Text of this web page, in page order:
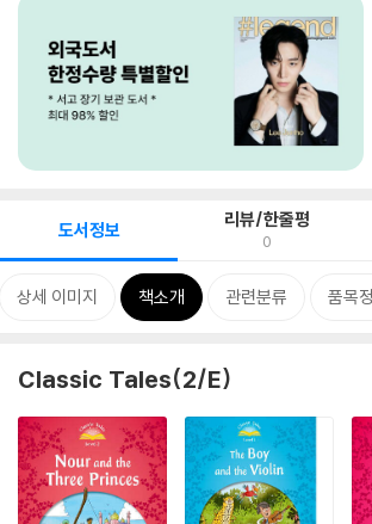
도서정보 리뷰/한줄평
0
상세 이미지 책소개 관련분류 품목
Classic Tales(2/E)